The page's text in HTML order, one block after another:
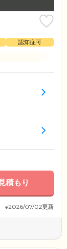
認知症可
積もり
※2026/07/02更新